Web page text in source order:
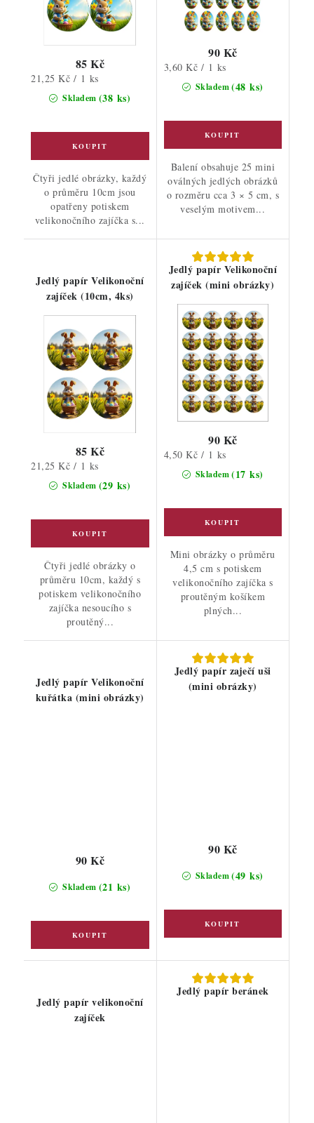
Skladem (38 ks)
85 Kč
Měrná
cena:
21,25 Kč / 1 ks
Čtyři jedlé obrázky, každý
o průměru 10cm jsou
opatřeny potiskem
velikonočního zajíčka s...
Skladem(48 ks)
90 Kč
Měrná
cena:
3,60 Kč / 1 ks
Balení obsahuje 25 mini
oválných jedlých obrázků
o rozměru cca 3 × 5 cm, s
veselým motivem...
Jedlý papír Velikonoční
zajíček (10cm, 4ks)
Skladem (29 ks)
85 Kč
Měrná
cena:
21,25 Kč / 1 ks
Čtyři jedlé obrázky o
průměru 10cm, každý s
potiskem velikonočního
zajíčka nesoucího s
proutěný...
Jedlý papír Velikonoční
zajíček (mini obrázky)
Skladem(17 ks)
90 Kč
Měrná
cena:
4,50 Kč / 1 ks
Mini obrázky o průměru
4,5 cm s potiskem
velikonočního zajíčka s
proutěným košíkem
plných...
Jedlý papír Velikonoční
kuřátka (mini obrázky)
Skladem (21 ks)
90 Kč
Jedlý papír zaječí uši
(mini obrázky)
Skladem(49 ks)
90 Kč
Jedlý papír velikonoční
zajíček
Jedlý papír beránek